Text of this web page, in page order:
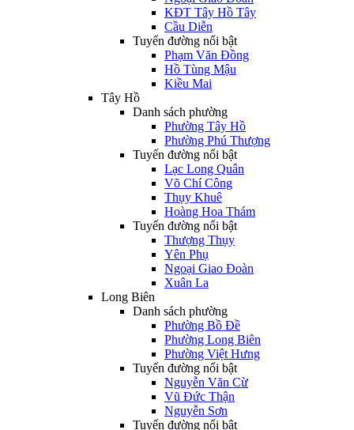
KĐT Tây Hồ Tây
Cầu Diễn
Tuyến đường nổi bật
Phạm Văn Đồng
Hồ Tùng Mậu
Kiều Mai
Tây Hồ
Danh sách phường
Phường Tây Hồ
Phường Phú Thượng
Tuyến đường nổi bật
Lạc Long Quân
Võ Chí Công
Thụy Khuê
Hoàng Hoa Thám
Tuyến đường nổi bật
Thượng Thụy
Yên Phụ
Ngoại Giao Đoàn
Xuân La
Long Biên
Danh sách phường
Phường Bồ Đề
Phường Long Biên
Phường Việt Hưng
Tuyến đường nổi bật
Nguyễn Văn Cừ
Vũ Đức Thận
Nguyễn Sơn
Tuyến đường nổi bật